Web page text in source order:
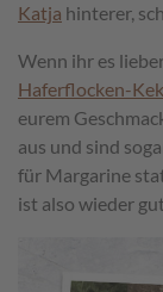
Katja hinterer,
Wenn ihr es
Haferflocken-
eurem
aus und sind
für Margarine
ist also wieder